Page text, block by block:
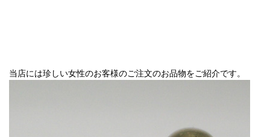
当店には珍しい女性のお客様のご注文のお品物をご紹介です。